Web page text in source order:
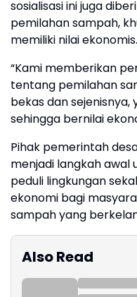
sosialisasi ini juga
pemilahan sampah,
memiliki nilai ekonomis.
“Kami memberikan
tentang pemilahan
bekas dan sejenisnya,
sehingga bernilai
Pihak pemerintah
menjadi langkah awal
peduli lingkungan
ekonomi bagi
sampah yang
Also Read